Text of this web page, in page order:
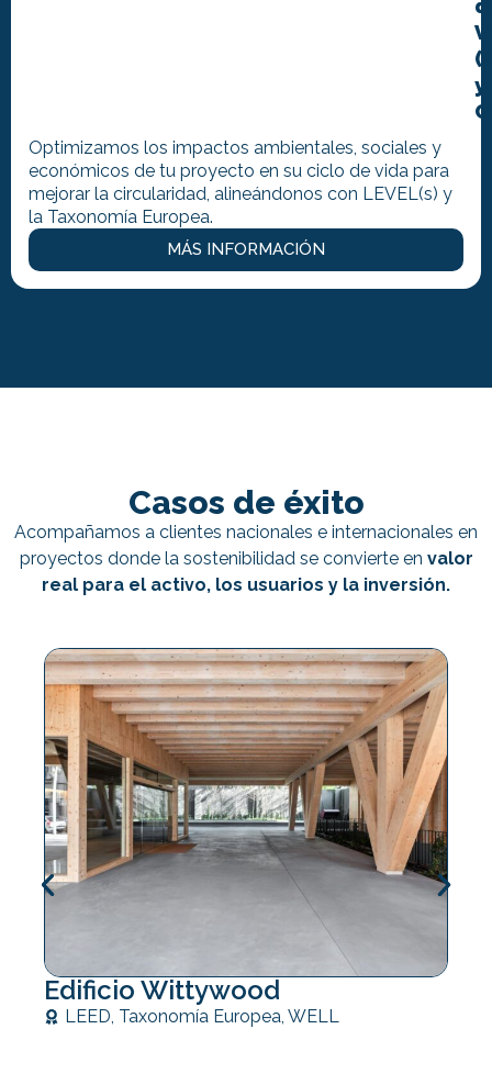
y
Optimizamos los impactos ambientales, sociales y
económicos de tu proyecto en su ciclo de vida para
mejorar la circularidad, alineándonos con LEVEL(s) y
la Taxonomía Europea.
MÁS INFORMACIÓN
Casos de éxito
Acompañamos a clientes nacionales e internacionales en
proyectos donde la sostenibilidad se convierte en valor
real para el activo, los usuarios y la inversión.
Edificio Wittywood
LEED Taxonomía Europea WELL